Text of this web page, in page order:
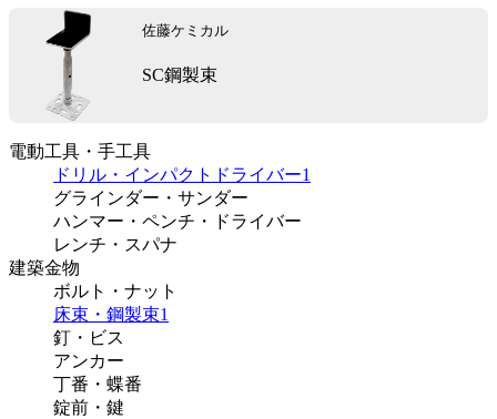
佐藤ケミカル
SC鋼製束
電動工具・手工具
ドリル・インパクトドライバー1
グラインダー・サンダー
ハンマー・ペンチ・ドライバー
レンチ・スパナ
建築金物
ボルト・ナット
床束・鋼製束1
釘・ビス
アンカー
丁番・蝶番
錠前・鍵